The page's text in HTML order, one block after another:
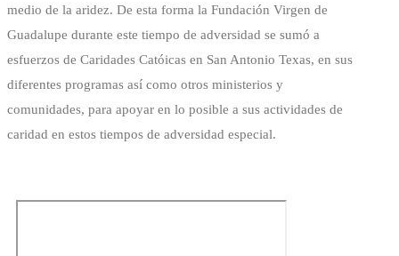
medio de la aridez. De esta forma la Fundación Virgen de
Guadalupe durante este tiempo de adversidad se sumó a
esfuerzos de Caridades Catóicas en San Antonio Texas, en sus
diferentes programas así como otros ministerios y
comunidades, para apoyar en lo posible a sus actividades de
caridad en estos tiempos de adversidad especial.